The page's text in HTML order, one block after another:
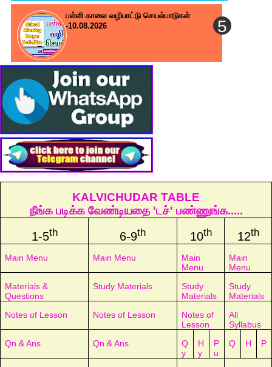
பள்ளி காலை வழிபாட்டு செயல்பாடுகள்
-10.08.2026
KALVICHUDAR TABLE
நீங்க படிக்க வேண்டியதை 'டச்' பண்ணுங்க.....
1-5th 6-9th 10th 12th
Main Menu Main Menu
Main
Menu
Main
Menu
Materials &
Questions
Study Materials
Study
Materials
Study
Materials
Notes of Lesson
Notes of Lesson
Notes of
Lesson
All
Syllabus
Qn & Ans
Qn & Ans
Q
y
H
y
P
u
Q H P